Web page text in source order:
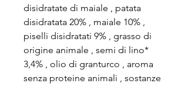
disidratate di maiale , patata
disidratata 20% , maiale 10% ,
piselli disidratati 9% , grasso di
origine animale , semi di lino*
3,4% , olio di granturco , aroma
senza proteine animali , sostanze